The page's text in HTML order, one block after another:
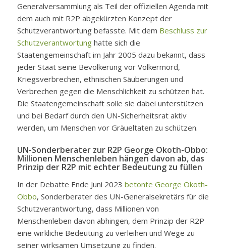
Generalversammlung als Teil der offiziellen Agenda mit
dem auch mit R2P abgekürzten Konzept der
Schutzverantwortung befasste. Mit dem Beschluss zur
Schutzverantwortunghatte sich die
Staatengemeinschaft im Jahr 2005 dazu bekannt, dass
jeder Staat seine Bevölkerung vor Völkermord,
Kriegsverbrechen, ethnischen Säuberungen und
Verbrechen gegen die Menschlichkeit zu schützen hat.
Die Staatengemeinschaft solle sie dabei unterstützen
und bei Bedarf durch den UN-Sicherheitsrat aktiv
werden, um Menschen vor Gräueltaten zu schützen.
UN-Sonderberater zur R2P George Okoth-Obbo:
Millionen Menschenleben hängen davon ab, das
Prinzip der R2P mit echter Bedeutung zu füllen
In der Debatte Ende Juni 2023 betonte George Okoth-
Obbo, Sonderberater des UN-Generalsekretärs für die
Schutzverantwortung, dass Millionen von
Menschenleben davon abhingen, dem Prinzip der R2P
eine wirkliche Bedeutung zu verleihen und Wege zu
seiner wirksamen Umsetzung zu finden.